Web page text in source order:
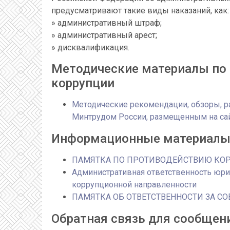
урегулированию конфликта интересов
Указ Президента Российской
отдельных положений Федерального
Указ Президента Российской
Указ Президента Российской
отдельных положений Федерального
Указ Президента Российской
коррупции
Указ Президента Российской
Российской Федерации по вопросам
Указ Президента Российской
о доходах, расходах, об имуществе и
изменений в некоторые акты
Указ Президента Российской
Указ Президента Российской
нормативными правовыми актами
предусматривают такие виды наказаний, как:
» административный штраф;
» административный арест;
» дисквалификация.
Методические материалы
коррупции
Методические рекомендации, обзоры,
Минтрудом России, размещенным на
Информационные материалы
ПАМЯТКА ПО ПРОТИВОДЕЙСТВИЮ
Административная ответственность
коррупционной направленности
ПАМЯТКА ОБ ОТВЕТСТВЕННОСТИ ЗА
Обратная связь для